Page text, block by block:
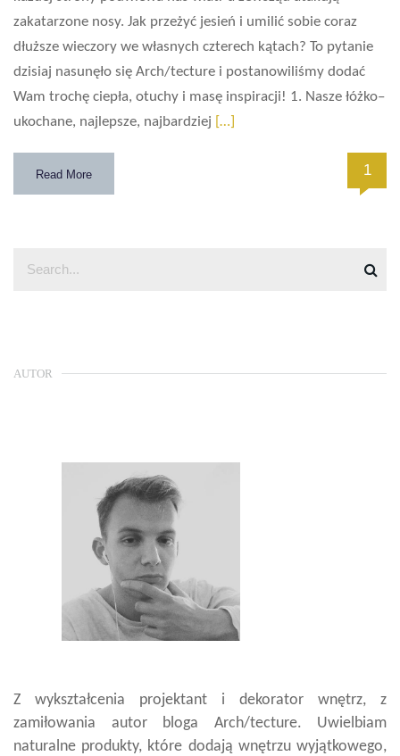
zakatarzone nosy. Jak przeżyć jesień i umilić sobie coraz
dłuższe wieczory we własnych czterech kątach? To pytanie
dzisiaj nasunęło się Arch/tecture i postanowiliśmy dodać
Wam trochę ciepła, otuchy i masę inspiracji! 1. Nasze łóżko–
ukochane, najlepsze, najbardziej […]
Read More 1
AUTOR
Z wykształcenia projektant i dekorator wnętrz, z
zamiłowania autor bloga Arch/tecture. Uwielbiam
naturalne produkty, które dodają wnętrzu wyjątkowego,